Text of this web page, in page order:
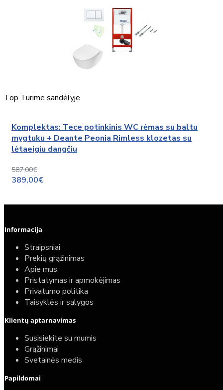
Top Turime sandėlyje
Komplektas: Tece potinkinis WC rėmas su baltu
mygtuku + Deante Peonia Rimless klozetas su
lėtaeigiu dangčiu
587,00€
389,00€
Informacija
Straipsniai
Prekių grąžinimas
Apie mus
Pristatymas ir apmokėjimas
Privatumo politika
Taisyklės ir sąlygos
Klientų aptarnavimas
Susisiekite su mumis
Grąžinimai
Svetainės medis
Papildomai